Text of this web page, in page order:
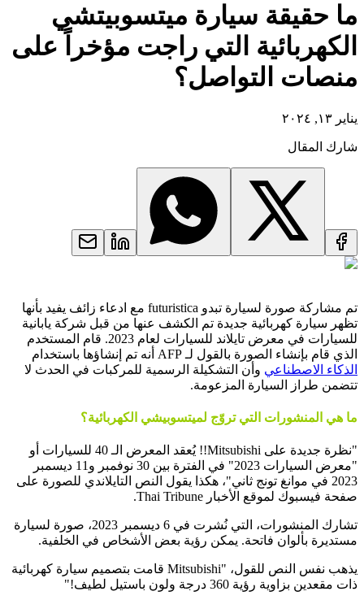
ما حقيقة سيارة ميتسوبيتشي
الكهربائية التي راجت مؤخراً على
منصات التواصل؟
يناير ١٣, ٢٠٢٤
شارك المقال
تم مشاركة صورة لسيارة تبدو futuristica مع ادعاء زائف يفيد بأنها
تظهر سيارة كهربائية جديدة تم الكشف عنها من قبل شركة يابانية
للسيارات في معرض تايلاند للسيارات لعام 2023. قام المستخدم
الذي قام بإنشاء الصورة بالقول لـ AFP أنه تم إنشاؤها باستخدام
الذكاء الاصطناعيوأن التشكيلة الرسمية للمركبات في الحدث لا
تتضمن طراز السيارة المزعومة.
ما هي المنشورات التي تروّج لميتسوبيشي الكهربائية؟
"نظرة جديدة على Mitsubishi!! يُعقد المعرض الـ 40 للسيارات أو
"معرض السيارات 2023" في الفترة بين 30 نوفمبر و11 ديسمبر
2023 في موانغ تونج ثاني"، هكذا يقول النص التايلاندي للصورة على
صفحة فيسبوك لموقع الأخبار Thai Tribune.
تشارك المنشورات، التي نُشرت في 6 ديسمبر 2023، صورة لسيارة
مستديرة بألوان فاتحة. يمكن رؤية بعض الأشخاص في الخلفية.
يذهب نفس النص للقول، "Mitsubishi قامت بتصميم سيارة كهربائية
ذات مقعدين بزاوية رؤية 360 درجة ولون باستيل لطيف!"